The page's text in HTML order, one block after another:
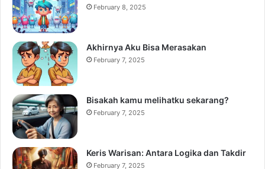
February 8, 2025
Akhirnya Aku Bisa Merasakan
February 7, 2025
Bisakah kamu melihatku sekarang?
February 7, 2025
Keris Warisan: Antara Logika dan Takdir
February 7, 2025